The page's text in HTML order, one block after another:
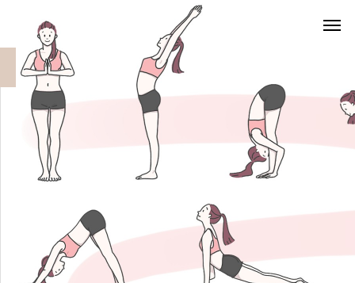
blog 22122025StarsMoon Yoga for the winter solstice02
22122025StarsMoon Yoga for the winter
solstice02
2025.12.21